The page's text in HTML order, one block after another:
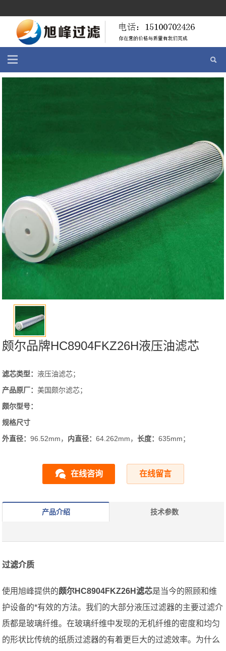
颇尔品牌HC8904FKZ26H液压油滤芯
滤芯类型：液压油滤芯；
产品原厂：美国颇尔滤芯；
颇尔型号：
规格尺寸
外直径：96.52mm， 内直径：64.262mm，长度：635mm；
在线咨询 在线留言
产品介绍 技术参数
过滤介质
使用旭峰提供的颇尔HC8904FKZ26H滤芯是当今的照顾和维
护设备的*有效的方法。我们的大部分液压过滤器的主要过滤介
质都是玻璃纤维。在玻璃纤维中发现的无机纤维的密度和均匀
的形状比传统的纸质过滤器的有着更巨大的过滤效率。为什么